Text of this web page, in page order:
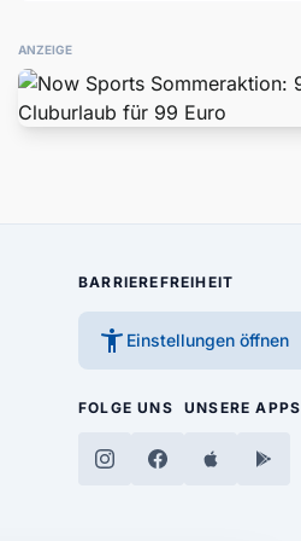
ANZEIGE
BARRIEREFREIHEIT
accessibility_new Einstellungen öffnen
FOLGE UNS UNSERE APPS